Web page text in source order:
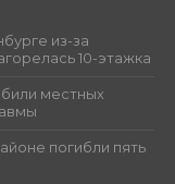
из-за
10-этажка
местных
погибли пять